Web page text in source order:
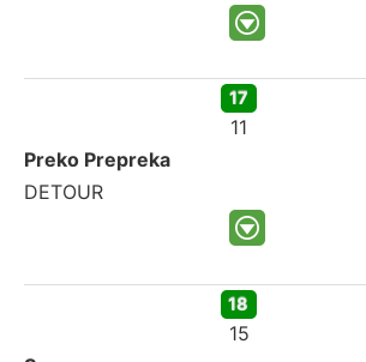
17
11
Preko Prepreka
DETOUR
18
15